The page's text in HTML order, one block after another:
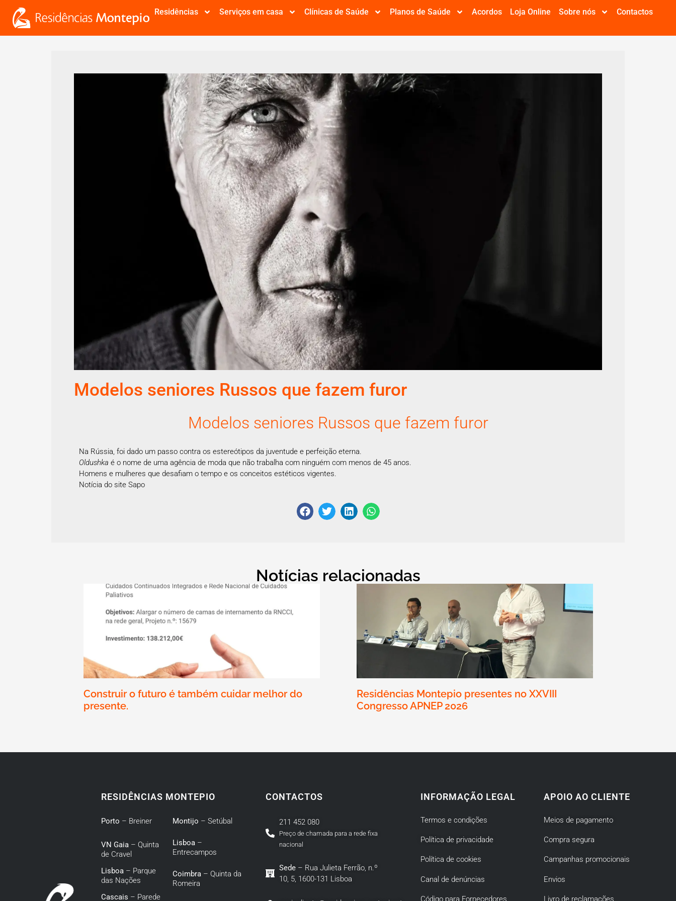
Residências Serviços em casa Clínicas de Saúde Planos de Saúde Acordos Loja Online Sobre nós Contactos
Modelos seniores Russos que fazem furor
Modelos seniores Russos que fazem furor
Na Rússia, foi dado um passo contra os estereótipos da juventude e perfeição eterna.
Oldushka é o nome de uma agência de moda que não trabalha com ninguém com menos de 45 anos.
Homens e mulheres que desafiam o tempo e os conceitos estéticos vigentes.
Notícia do site Sapo
Notícias relacionadas
Construir o futuro é também cuidar melhor do
presente.
Residências Montepio presentes no XXVIII
Congresso APNEP 2026
RESIDÊNCIAS MONTEPIO
Porto – Breiner
VN Gaia – Quinta
de Cravel
Lisboa – Parque
das Nações
Cascais – Parede
Montijo – Setúbal
Lisboa–
Entrecampos
Coimbra– Quinta da
Romeira
CONTACTOS
211 452 080
Preço de chamada para a rede fixa
nacional
Sede – Rua Julieta Ferrão, n.º
10, 5, 1600-131 Lisboa
INFORMAÇÃO LEGAL
Termos e condições
Política de privacidade
Política de cookies
Canal de denúncias
Código para Fornecedores
APOIO AO CLIENTE
Meios de pagamento
Compra segura
Campanhas promocionais
Envios
Livro de reclamações